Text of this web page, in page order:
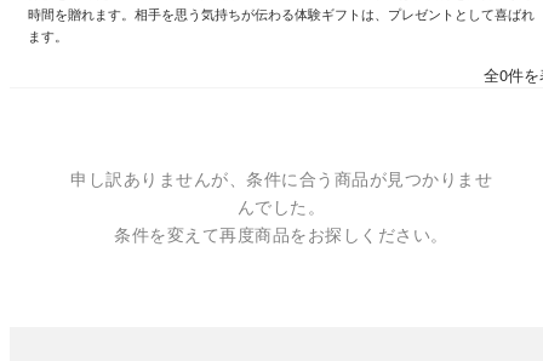
時間を贈れます。相手を思う気持ちが伝わる体験ギフトは、プレゼントとして喜ばれ
ます。
全0件
申し訳ありませんが、条件に合う商品が見つかりませ
んでした。
条件を変えて再度商品をお探しください。